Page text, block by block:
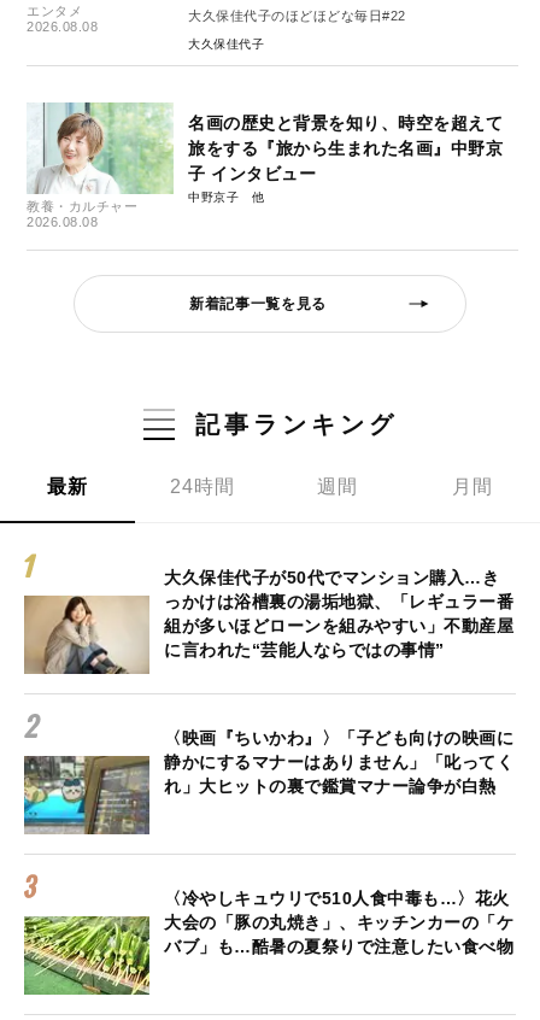
エンタメ
2026.08.08
大久保佳代子のほどほどな毎日#22
大久保佳代子
教養・カルチャー
2026.08.08
名画の歴史と背景を知り、時空を超えて
旅をする『旅から生まれた名画』中野京
子 インタビュー
中野京子
新着記事一覧を見る
記事ランキング
最新 24時間 週間 月間
大久保佳代子が50代でマンション購入…き
っかけは浴槽裏の湯垢地獄、「レギュラー番
組が多いほどローンを組みやすい」不動産屋
に言われた“芸能人ならではの事情”
〈映画『ちいかわ』〉「子ども向けの映画に
静かにするマナーはありません」「叱ってく
れ」大ヒットの裏で鑑賞マナー論争が白熱
〈冷やしキュウリで510人食中毒も…〉花火
大会の「豚の丸焼き」、キッチンカーの「ケ
バブ」も…酷暑の夏祭りで注意したい食べ物